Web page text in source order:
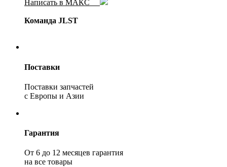
Написать в МАКС
Команда JLST
Поставки
Поставки запчастей
с Европы и Азии
Гарантия
От 6 до 12 месяцев гарантия
на все товары